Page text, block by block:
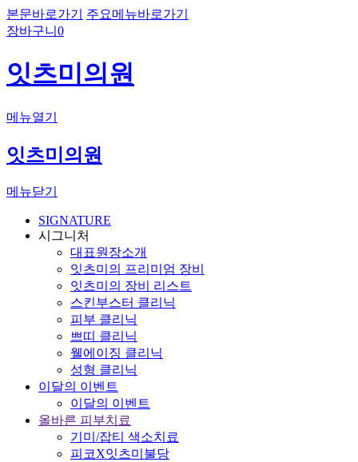
본문바로가기
주요메뉴바로가기
장바구니 0
잇츠미의원
메뉴열기
잇츠미의원
메뉴닫기
SIGNATURE
시그니처
대표원장소개
잇츠미의 프리미엄 장비
잇츠미의 장비 리스트
스킨부스터 클리닉
피부 클리닉
쁘띠 클리닉
웰에이징 클리닉
성형 클리닉
이달의 이벤트
이달의 이벤트
올바른 피부치료
기미/잡티 색소치료
피코X잇츠미불당